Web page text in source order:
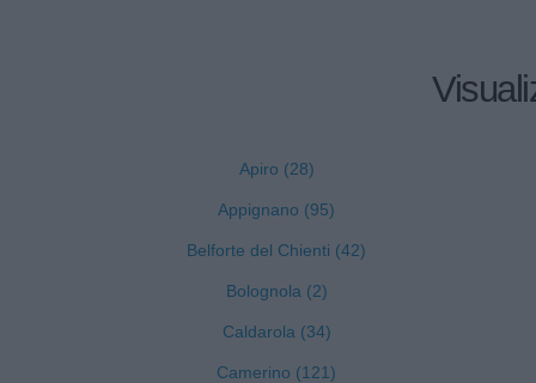
Apiro (28)
Appignano (95)
Belforte del Chienti (42)
Bolognola (2)
Caldarola (34)
Camerino (121)